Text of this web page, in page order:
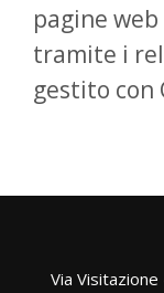
pagine
tramite i
gestito con
Via